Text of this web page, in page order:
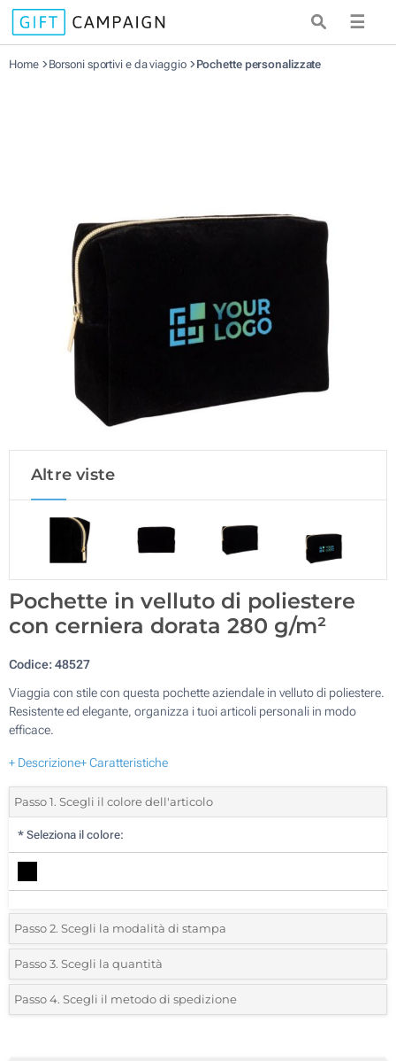
☰
Home Borsoni sportivi e da viaggio Pochette personalizzate
Altre viste
Pochette in velluto di poliestere
con cerniera dorata 280 g/m²
Codice:48527
Viaggia con stile con questa pochette aziendale in velluto di poliestere.
Resistente ed elegante, organizza i tuoi articoli personali in modo
efficace.
+ Descrizione+ Caratteristiche
Passo 1. Scegli il colore dell'articolo
* Seleziona il colore:
Passo 2. Scegli la modalità di stampa
*Seleziona la posizione di stampa e il colore del vostro logo:
1 Colore (Su un lato)
Passo 3. Scegli la quantità
*Quantità desiderata:
Passo 4. Scegli il metodo di spedizione